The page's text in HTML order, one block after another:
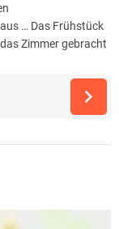
… Das Frühstück
Zimmer gebracht